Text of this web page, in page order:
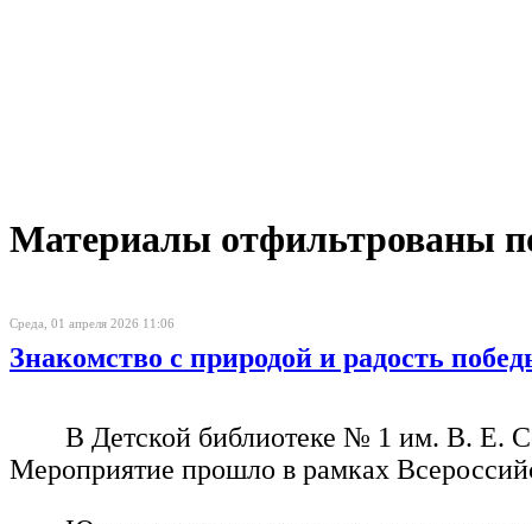
Материалы отфильтрованы
Среда, 01 апреля 2026 11:06
Знакомство с природой и радость
В Детской библиотеке № 1 им. В. Е.
Мероприятие прошло в рамках